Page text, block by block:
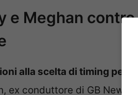
e Meghan
alla scelta di timing per
ex conduttore di GB